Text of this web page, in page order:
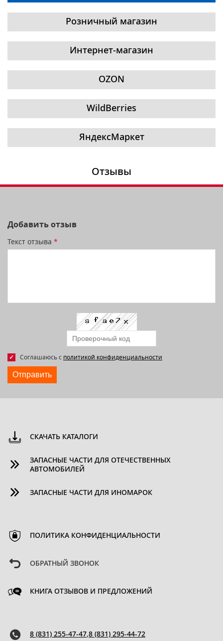
Розничный магазин
Интернет-магазин
OZON
WildBerries
ЯндексМаркет
Отзывы
Добавить отзыв
Текст отзыва *
Соглашаюсь с политикой конфиденциальности
Отправить
СКАЧАТЬ КАТАЛОГИ
ЗАПАСНЫЕ ЧАСТИ ДЛЯ ОТЕЧЕСТВЕННЫХ
АВТОМОБИЛЕЙ
ЗАПАСНЫЕ ЧАСТИ ДЛЯ ИНОМАРОК
ПОЛИТИКА КОНФИДЕНЦИАЛЬНОСТИ
ОБРАТНЫЙ ЗВОНОК
КНИГА ОТЗЫВОВ И ПРЕДЛОЖЕНИЙ
8 (831) 255-47-47,8 (831) 295-44-72